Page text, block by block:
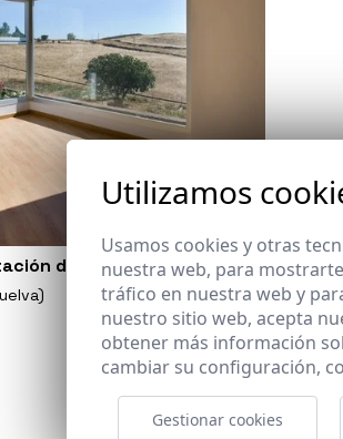
de la Cultura Inglesa
Utilizamos
Usamos cookies y otras
nuestra web, para
tráfico en nuestra web y
nuestro sitio web, acepta
obtener más información
cambiar su configuración,
Gestionar cookies